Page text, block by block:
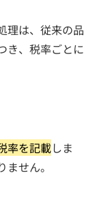
理は、従来の品
き、税率ごとに
率を記載しま
せん。